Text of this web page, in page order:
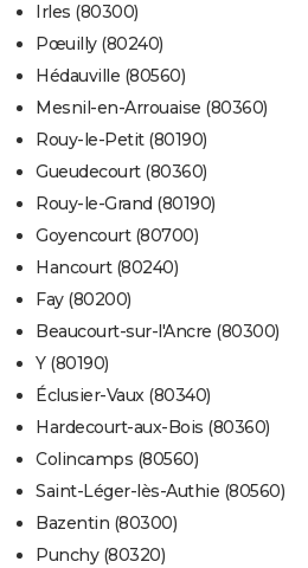
Irles (80300)
Pœuilly (80240)
Hédauville (80560)
Mesnil-en-Arrouaise (80360)
Rouy-le-Petit (80190)
Gueudecourt (80360)
Rouy-le-Grand (80190)
Goyencourt (80700)
Hancourt (80240)
Fay (80200)
Beaucourt-sur-l'Ancre (80300)
Y (80190)
Éclusier-Vaux (80340)
Hardecourt-aux-Bois (80360)
Colincamps (80560)
Saint-Léger-lès-Authie (80560)
Bazentin (80300)
Punchy (80320)